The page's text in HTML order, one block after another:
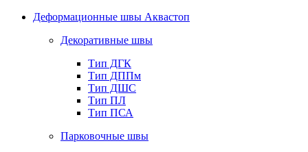
Деформационные швы Аквастоп
Декоративные швы
Тип ДГК
Тип ДППм
Тип ДШС
Тип ПЛ
Тип ПСА
Парковочные швы